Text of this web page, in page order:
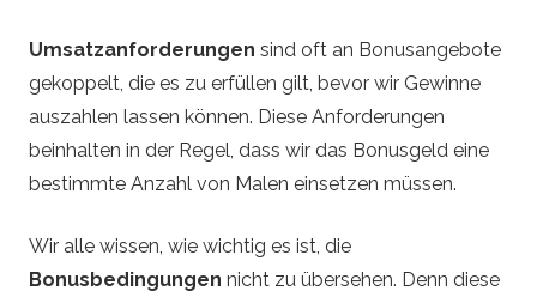
Umsatzanforderungen sind oft an Bonusangebote
gekoppelt, die es zu erfüllen gilt, bevor wir Gewinne
auszahlen lassen können. Diese Anforderungen
beinhalten in der Regel, dass wir das Bonusgeld eine
bestimmte Anzahl von Malen einsetzen müssen.
Wir alle wissen, wie wichtig es ist, die
Bonusbedingungen nicht zu übersehen. Denn diese